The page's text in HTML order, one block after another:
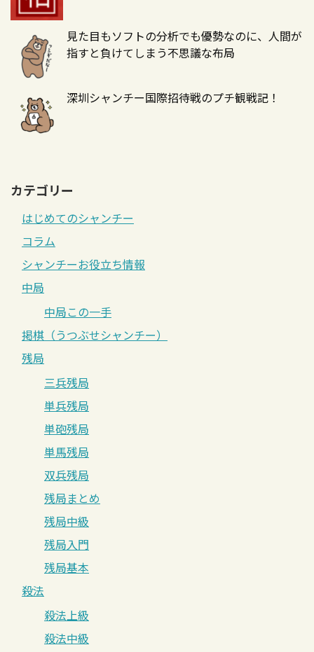
見た目もソフトの分析でも優勢なのに、人間が
指すと負けてしまう不思議な布局
深圳シャンチー国際招待戦のプチ観戦記！
カテゴリー
はじめてのシャンチー
コラム
シャンチーお役立ち情報
中局
中局この一手
掲棋（うつぶせシャンチー）
残局
三兵残局
単兵残局
単砲残局
単馬残局
双兵残局
残局まとめ
残局中級
残局入門
残局基本
殺法
殺法上級
殺法中級